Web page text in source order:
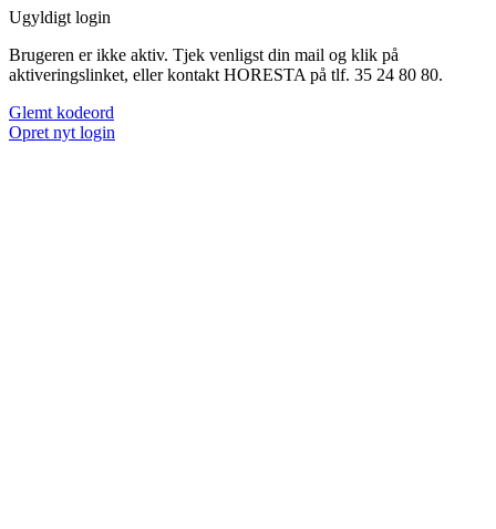
Ugyldigt login
Brugeren er ikke aktiv. Tjek venligst din mail og klik på
aktiveringslinket, eller kontakt HORESTA på tlf. 35 24 80 80.
Glemt kodeord
Opret nyt login